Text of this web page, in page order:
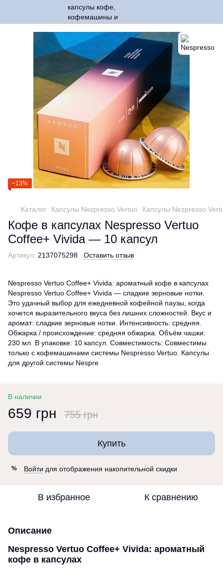
−13%
Каталог Капсулы Nespresso Vertuo Капсулы Nespresso
Кофе в капсулах Nespresso Vertuo
Coffee+ Vivida — 10 капсул
Артикул: 2137075298 Оставить отзыв
Nespresso Vertuo Coffee+ Vivida: ароматный кофе в капсулах
Nespresso Vertuo Coffee+ Vivida — сладкие зерновые нотки.
Это удачный выбор для ежедневной кофейной паузы, когда
хочется выразительного вкуса без лишних сложностей. Вкус и
аромат: сладкие зерновые нотки. Интенсивность: средняя.
Обжарка / происхождение: средняя обжарка. Объём чашки:
230 мл. В упаковке: 10 капсул. Совместимость: Совместимы
только с кофемашинами системы Nespresso Vertuo. Капсулы
для другой системы Nespre
В наличии
659 грн 755 грн
Купить
% Войти для отображения накопительной скидки
В избранное К сравнению
Описание
Nespresso Vertuo Coffee+ Vivida: ароматный
кофе в капсулах